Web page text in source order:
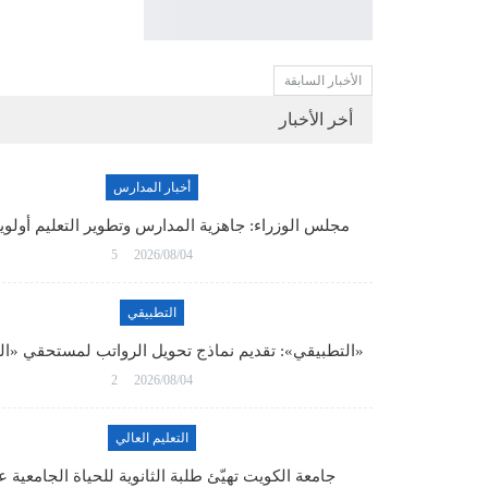
الأخبار السابقة
أخر الأخبار
أخبار المدارس
مجلس الوزراء: جاهزية المدارس وتطوير التعليم
2026/08/04
5
التطبيقي
«التطبيقي»: تقديم نماذج تحويل الرواتب لمستحقي
2026/08/04
2
التعليم العالي
جامعة الكويت تهيّئ طلبة الثانوية للحياة